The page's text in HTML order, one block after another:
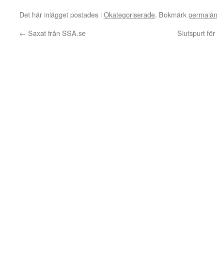
Det här inlägget postades iOkategoriserade. Bokmärk
← Saxat från SSA.se Slutspurt